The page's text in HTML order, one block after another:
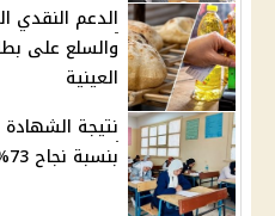
الدعم النقدي
والسلع على
العينية
بنسبة نجاح 73% عبر الروابط الرسمية